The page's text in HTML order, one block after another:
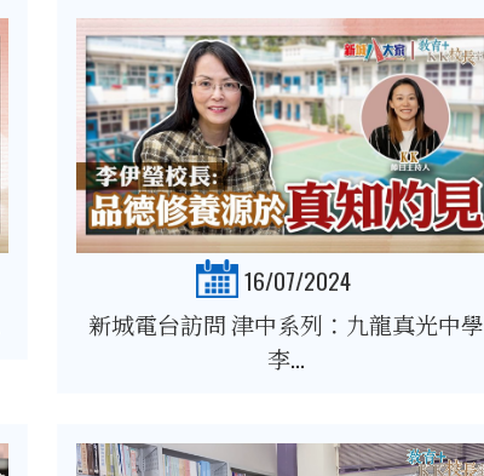
16/07/2024
新城電台訪問 津中系列：九龍真光中學
李...